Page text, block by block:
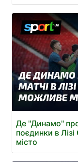
Де "Динамо"
поєдинки в
місто